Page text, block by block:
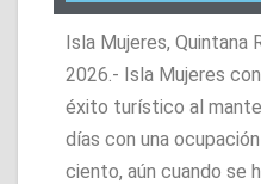
Isla Mujeres, Quintana
2026.- Isla Mujeres
éxito turístico al
días con una
ciento, aún cuando se